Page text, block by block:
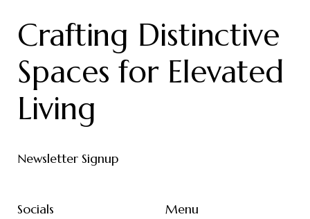
Crafting Distinctive
Spaces for Elevated
Living
Newsletter Signup
Socials Menu